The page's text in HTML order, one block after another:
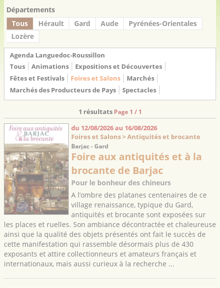
Départements
Tous
Hérault Gard Aude
Pyrénées-Orientales
Lozère
Agenda Languedoc-Roussillon
Tous
Animations
Expositions et Découvertes
Fêtes et Festivals
Foires et Salons
Marchés
Marchés des Producteurs de Pays
Spectacles
1 résultats Page 1 / 1
du 12/08/2026 au 16/08/2026
Foires et Salons > Antiquités et brocante
Barjac - Gard
Foire aux antiquités et à la
brocante de Barjac
Pour le bonheur des chineurs
A l’ombre des platanes centenaires de ce
village renaissance, typique du Gard,
antiquités et brocante sont exposées sur
les places et ruelles. Son ambiance décontractée et chaleureuse
ainsi que la qualité des objets présentés ont fait le succès de
cette manifestation qui rassemble désormais plus de 430
exposants et attire collectionneurs et amateurs français et
internationaux, mais aussi curieux à la recherche ...